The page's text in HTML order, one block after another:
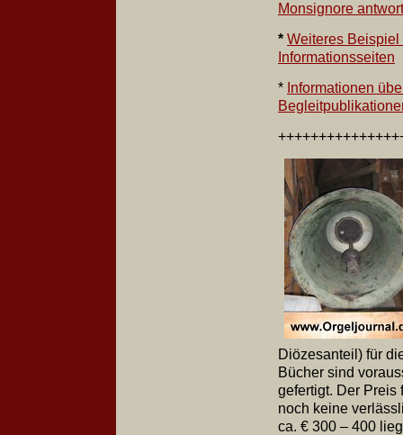
Monsignore
* Weiteres
Informationsseiten
* Informationen
Diözesanteil) für
Bücher sind
gefertigt. Der Preis
noch keine
ca. € 300 – 400